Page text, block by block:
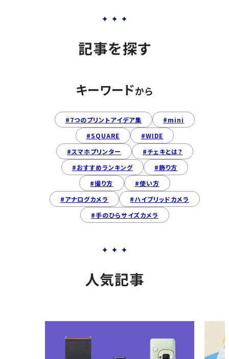
記事を探す
キーワードから
#7つのプリントアイデア集
#mini
#SQUARE
#WIDE
#スマホプリンター
#チェキとは？
#おすすめランキング
#飾り方
#撮り方
#使い方
#アナログカメラ
#ハイブリッドカメラ
#手のひらサイズカメラ
人気記事